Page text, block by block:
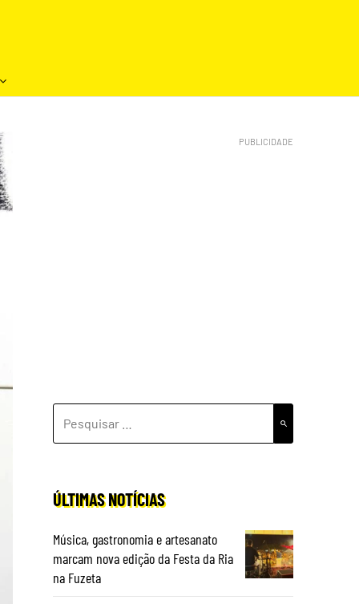
POR:
ÚLTIMAS NOTÍCIAS
Música, gastronomia e artesanato
marcam nova edição da Festa da Ria
na Fuzeta